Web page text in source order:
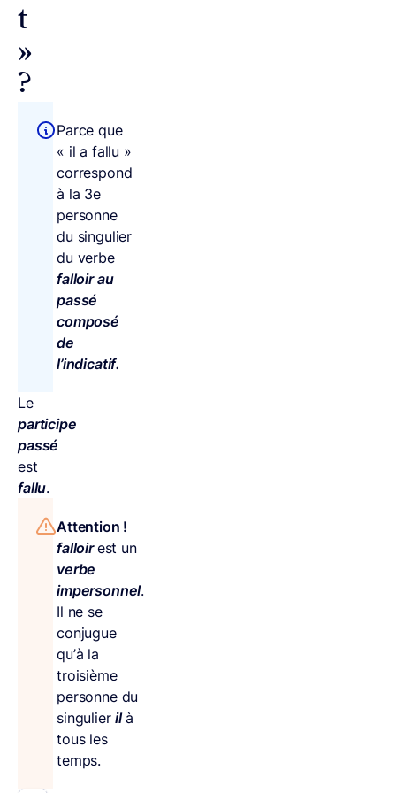
t
»
?
Parce que
« il a fallu »
correspond
à la 3e
personne
du singulier
du verbe
falloir au
passé
composé
de
l’indicatif.
Le
participe
passé
est
fallu.
Attention !
falloirest un
verbe
impersonnel.
Il ne se
conjugue
qu’à la
troisième
personne du
singulierilà
tous les
temps.